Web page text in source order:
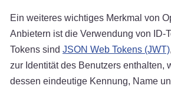
Ein weiteres wichtiges Merkmal von
Anbietern ist die Verwendung von ID-
Tokens sind JSON Web Tokens (JWT)
zur Identität des Benutzers enthalten,
dessen eindeutige Kennung, Name